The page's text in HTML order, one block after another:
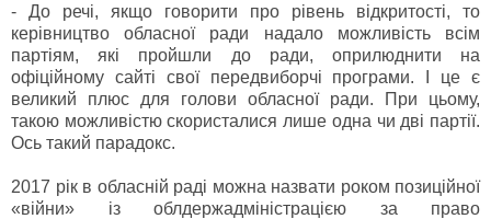
- До речі, якщо говорити про рівень відкритості, то
керівництво обласної ради надало можливість всім
партіям, які пройшли до ради, оприлюднити на
офіційному сайті свої передвиборчі програми. І це є
великий плюс для голови обласної ради. При цьому,
такою можливістю скористалися лише одна чи дві партії.
Ось такий парадокс.
2017 рік в обласній раді можна назвати роком позиційної
«війни» із облдержадміністрацією за право